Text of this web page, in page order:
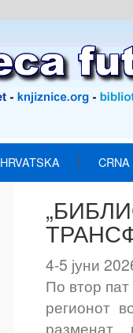
HRVATSKA
4-5 јуни
По втор
регионот
разменат